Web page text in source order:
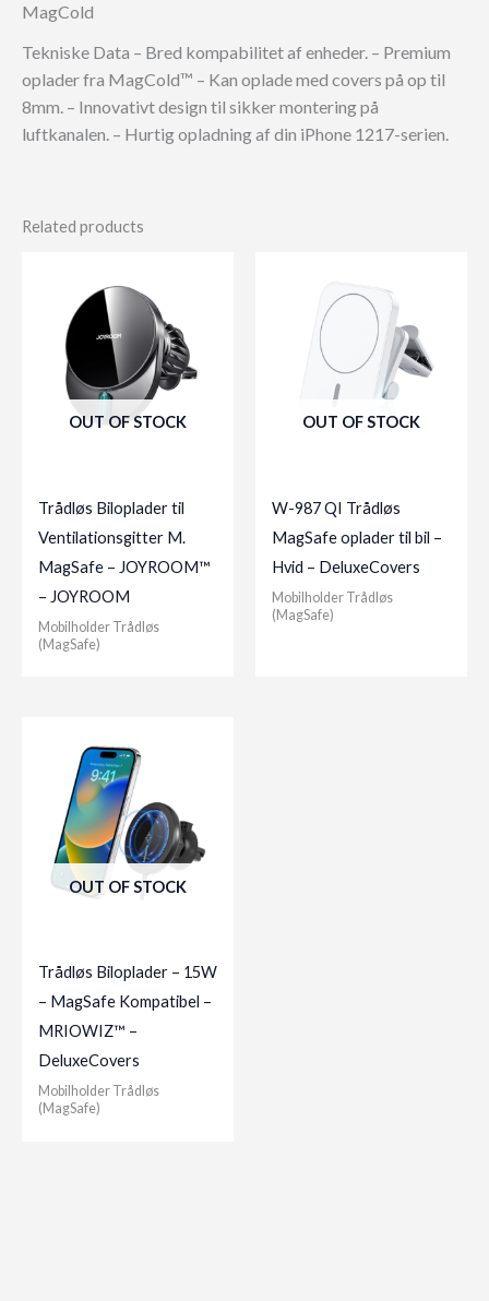
MagCold
Tekniske Data – Bred kompabilitet af enheder. – Premium
oplader fra MagCold™ – Kan oplade med covers på op til
8mm. – Innovativt design til sikker montering på
luftkanalen. – Hurtig opladning af din iPhone 1217-serien.
Related products
OUT OF STOCK
Trådløs Biloplader til
Ventilationsgitter M.
MagSafe – JOYROOM™
– JOYROOM
Mobilholder Trådløs
(MagSafe)
OUT OF STOCK
W-987 QI Trådløs
MagSafe oplader til bil –
Hvid – DeluxeCovers
Mobilholder Trådløs
(MagSafe)
OUT OF STOCK
Trådløs Biloplader – 15W
– MagSafe Kompatibel –
MRIOWIZ™ –
DeluxeCovers
Mobilholder Trådløs
(MagSafe)